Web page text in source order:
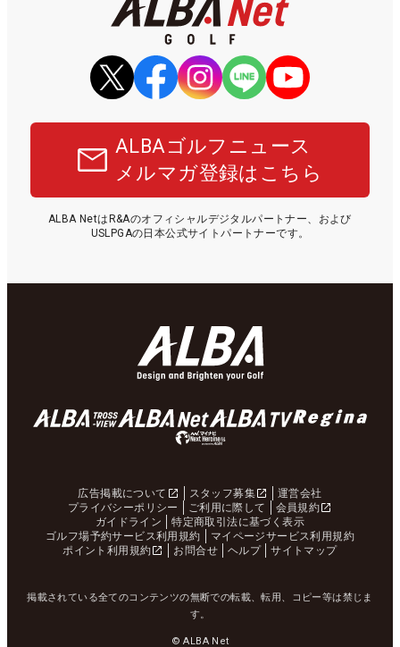
ALBAゴルフニュース
メルマガ登録はこちら
ALBA NetはR&Aのオフィシャルデジタルパートナー、および
USLPGAの日本公式サイトパートナーです。
広告掲載について スタッフ募集
運営会社
プライバシーポリシー
ご利用に際して
会員規約
ガイドライン
特定商取引法に基づく表示
ゴルフ場予約サービス利用規約
マイページサービス利用規約
ポイント利用規約
お問合せ ヘルプ サイトマップ
掲載されている全てのコンテンツの無断での転載、転用、コピー等は禁じま
す。
© ALBA Net